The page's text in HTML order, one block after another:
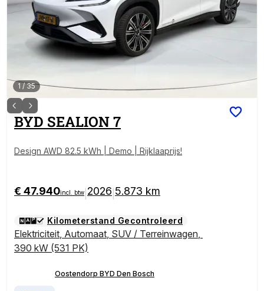
1 /35
BYD SEALION 7
Design AWD 82.5 kWh | Demo | Rijklaaprijs!
€ 47.940incl. btw 2026 5.873 km
Kilometerstand Gecontroleerd
Elektriciteit, Automaat, SUV / Terreinwagen,
390 kW (531 PK)
Oostendorp BYD Den Bosch